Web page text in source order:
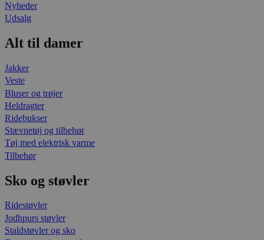
Nyheder
Udsalg
Alt til damer
Jakker
Veste
Bluser og trøjer
Heldragter
Ridebukser
Stævnetøj og tilbehør
Tøj med elektrisk varme
Tilbehør
Sko og støvler
Ridestøvler
Jodhpurs støvler
Staldstøvler og sko